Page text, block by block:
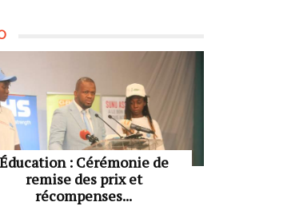
Éducation : Cérémonie de
remise des prix et
récompenses...